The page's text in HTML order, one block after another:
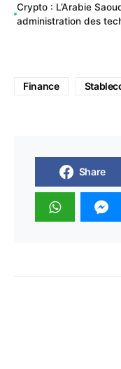
Crypto : L’Arabie
administration des
Finance
Share